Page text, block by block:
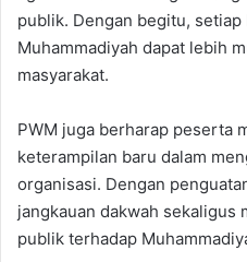
publik. Dengan begitu,
Muhammadiyah dapat lebih
masyarakat.
PWM juga berharap peserta
keterampilan baru dalam
organisasi. Dengan
jangkauan dakwah sekaligus
publik terhadap